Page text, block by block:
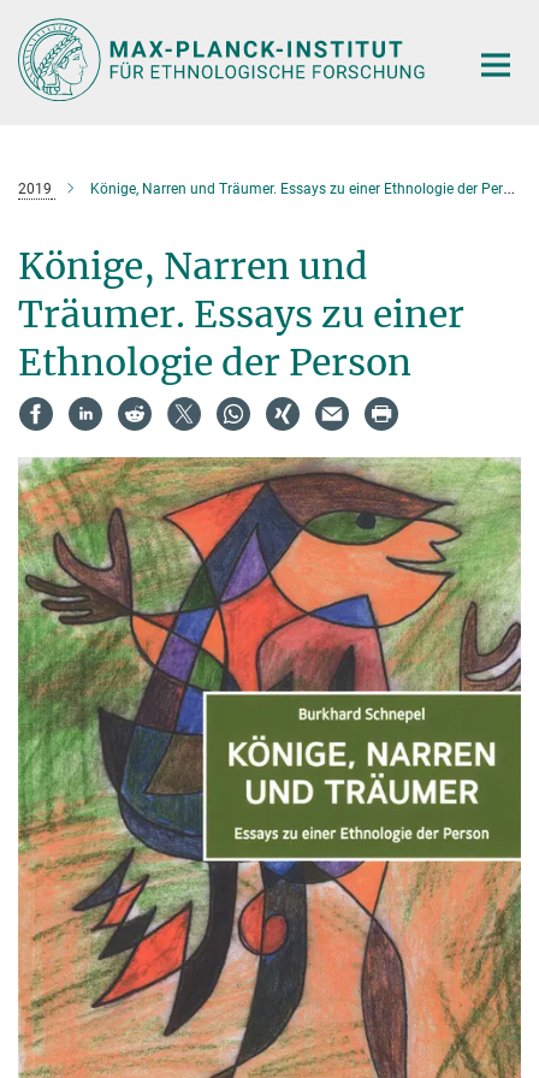
Hauptinhalt
2019 Könige, Narren und Träumer. Essays zu einer Ethnologie der Person
Könige, Narren und
Träumer. Essays zu einer
Ethnologie der Person